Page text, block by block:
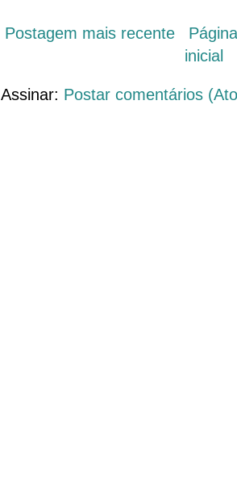
Postagem mais recente
inicial
Assinar: Postar comentários